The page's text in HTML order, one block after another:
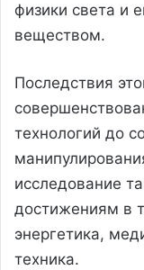
физики света и
веществом.
Последствия
технологий до
исследование
достижениям в
энергетика,
техника.